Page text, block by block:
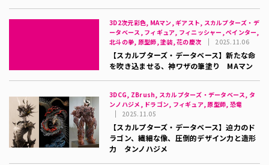
3D2次元彩色, MAマン, ギアスト, スカルプターズ・デ
ータベース, フィギュア, フィニッシャー, ペインター,
北斗の拳, 原型師, 塗装, 花の慶次
2025.11.06
【スカルプターズ・データベース】新たな命
を吹き込ませる、神ワザの筆塗り MAマン
3DCG, ZBrush, スカルプターズ・データベース, タ
ンノハジメ, ドラゴン, フィギュア, 原型師, 恐竜
2025.11.05
【スカルプターズ・データベース】迫力のド
ラゴン、繊細な像、圧倒的デザイン力と造形
力 タンノハジメ